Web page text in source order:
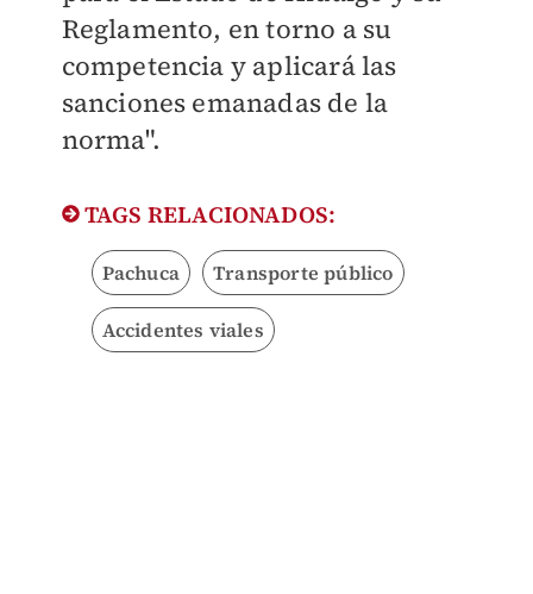
Reglamento, en torno a su
competencia y aplicará las
sanciones emanadas de la
norma".
TAGS RELACIONADOS:
Pachuca Transporte público
Accidentes viales